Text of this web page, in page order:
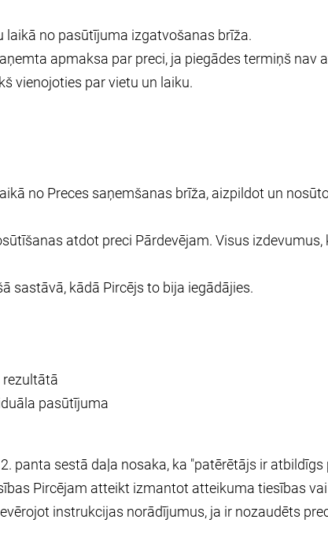
laikā no pasūtījuma izgatvošanas brīža.
apmaksa par preci, ja piegādes termiņš nav
vienojoties par vietu un laiku.
no Preces saņemšanas brīža, aizpildot un
atdot preci Pārdevējam. Visus
sastāvā, kādā Pircējs to bija iegādājies.
pasūtījuma
panta sestā daļa nosaka, ka "patērētājs ir
Pircējam atteikt izmantot atteikuma tiesības
instrukcijas norādījumus, ja ir nozaudēts